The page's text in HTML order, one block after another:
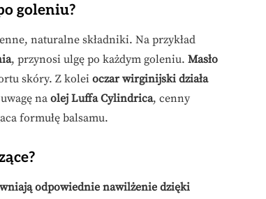
goleniu?
naturalne składniki. Na przykład
, przynosi ulgę po każdym goleniu. Masło
skóry. Z kolei oczar wirginijski działa
na olej Luffa Cylindrica, cenny
formułę balsamu.
odpowiednie nawilżenie dzięki